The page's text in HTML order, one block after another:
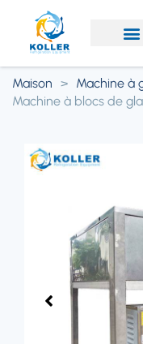
Maison > Machine à
Machine à blocs de